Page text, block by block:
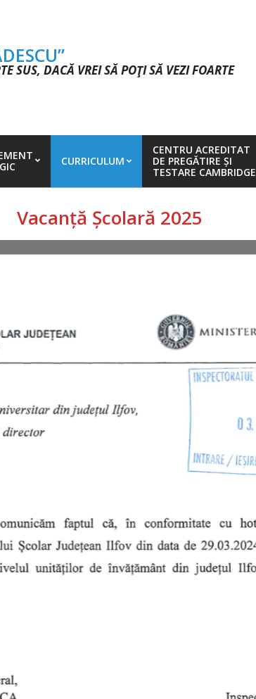
SUS, DACĂ VREI SĂ POŢI SĂ VEZI FOARTE
CURRICULUM
CENTRU ACREDITAT
DE PREGĂTIRE ȘI
TESTARE CAMBRIDGE
Vacanță Școlară 2025